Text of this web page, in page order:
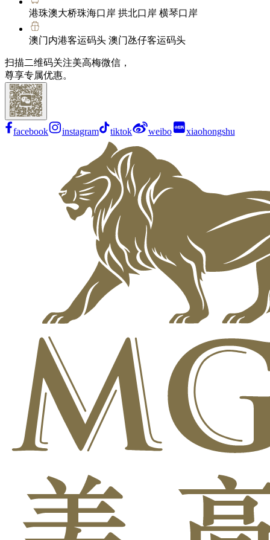
港珠澳大桥珠海口岸 拱北口岸 横琴口岸
澳门内港客运码头 澳门氹仔客运码头
扫描二维码关注美高梅微信，
尊享专属优惠。
facebook instagram tiktok weibo xiaohongshu